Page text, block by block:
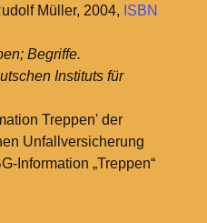
Müller, 2004, ISBN
Begriffe.
Instituts für
Treppen' der
Unfallversicherung
Information „Treppen“